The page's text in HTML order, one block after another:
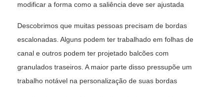
modificar a forma como a saliência deve ser ajustada
Descobrimos que muitas pessoas precisam de bordas
escalonadas. Alguns podem ter trabalhado em folhas de
canal e outros podem ter projetado balcões com
granulados traseiros. A maior parte disso pressupõe um
trabalho notável na personalização de suas bordas